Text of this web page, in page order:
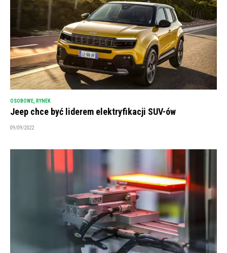
OSOBOWE, RYNEK
Jeep chce być liderem elektryfikacji SUV-ów
09/09/2022